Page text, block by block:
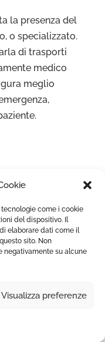
come i cookie
del dispositivo. Il
elaborare dati come il
sito. Non
negativamente su alcune
Visualizza preferenze
la presenza del
o specializzato.
di trasporti
medico
meglio
Altavilla
tutte le nostre
ci avvaliamo